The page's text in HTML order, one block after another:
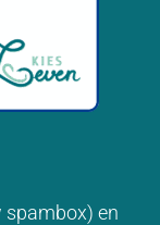
spambox) en